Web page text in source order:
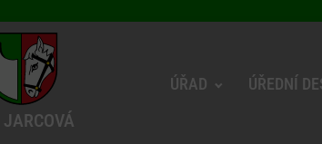
JARCOVÁ
ÚŘAD ÚŘEDNÍ